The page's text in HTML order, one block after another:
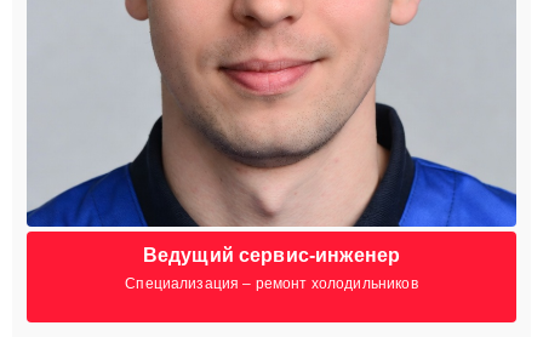
Ведущий сервис-инженер
Специализация – ремонт холодильников